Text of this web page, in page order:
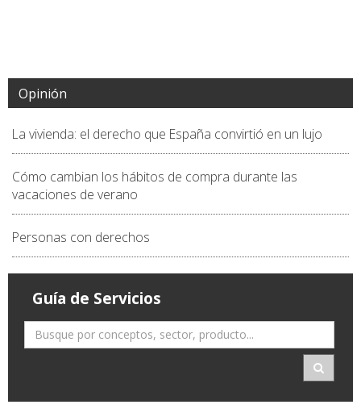
Opinión
La vivienda: el derecho que España convirtió en un lujo
Cómo cambian los hábitos de compra durante las
vacaciones de verano
Personas con derechos
Guía de Servicios